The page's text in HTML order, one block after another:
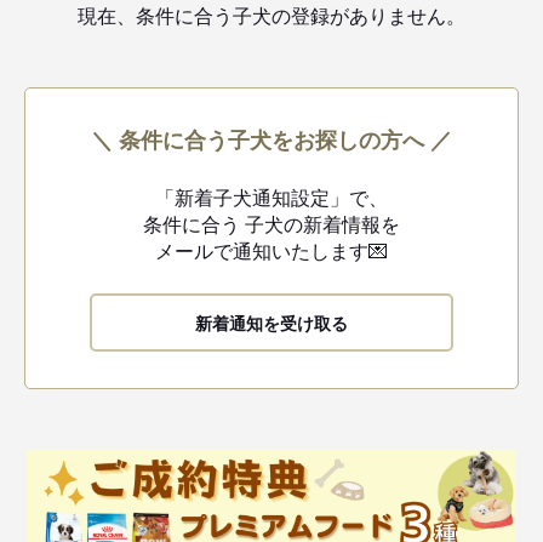
現在、条件に合う子犬の登録がありません。
＼ 条件に合う子犬をお探しの方へ ／
「新着子犬通知設定」で、
条件に合う 子犬の新着情報を
メールで通知いたします💌
新着通知を受け取る